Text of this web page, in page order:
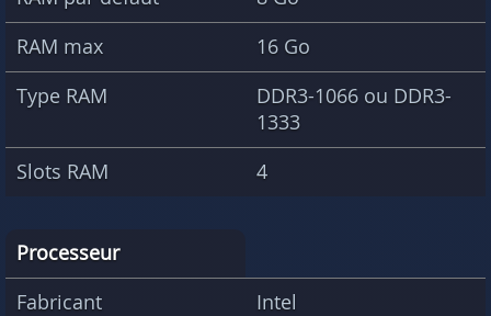
RAM max
16 Go
Type RAM
DDR3-1066 ou DDR3-
1333
Slots RAM
4
Processeur
Fabricant
Intel